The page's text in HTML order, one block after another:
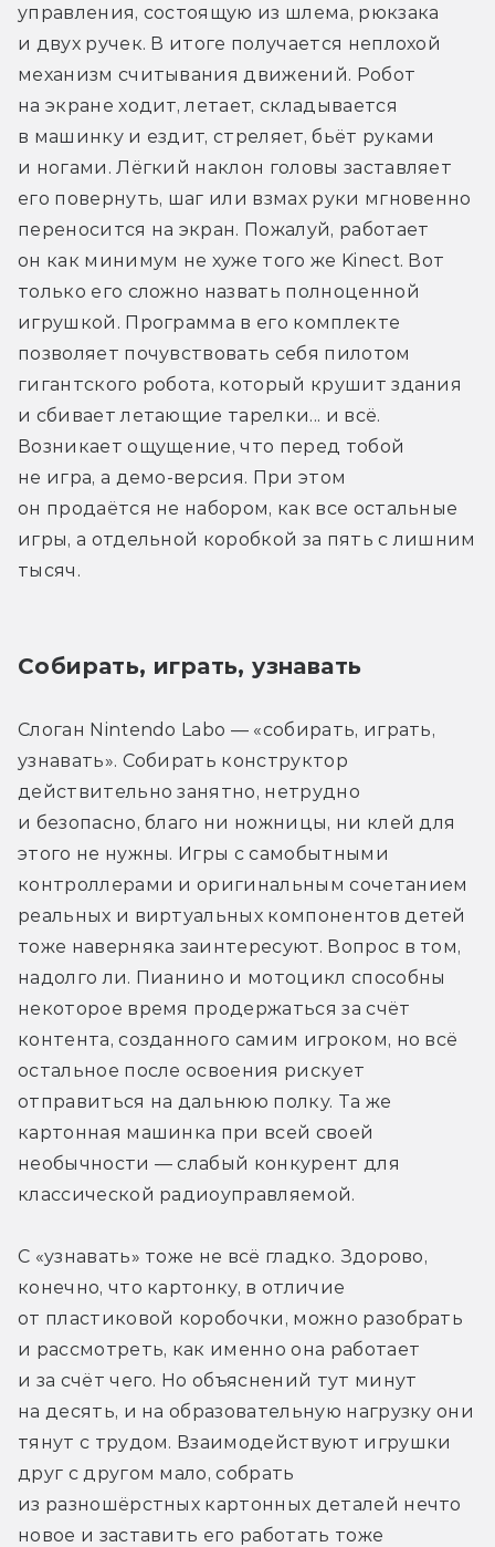
управления, состоящую из шлема, рюкзака
и двух ручек. В итоге получается неплохой
механизм считывания движений. Робот
на экране ходит, летает, складывается
в машинку и ездит, стреляет, бьёт руками
и ногами. Лёгкий наклон головы заставляет
его повернуть, шаг или взмах руки мгновенно
переносится на экран. Пожалуй, работает
он как минимум не хуже того же Kinect. Вот
только его сложно назвать полноценной
игрушкой. Программа в его комплекте
позволяет почувствовать себя пилотом
гигантского робота, который крушит здания
и сбивает летающие тарелки... и всё.
Возникает ощущение, что перед тобой
не игра, а демо-версия. При этом
он продаётся не набором, как все остальные
игры, а отдельной коробкой за пять с лишним
тысяч.
Собирать, играть, узнавать
Слоган Nintendo Labo — «собирать, играть,
узнавать». Собирать конструктор
действительно занятно, нетрудно
и безопасно, благо ни ножницы, ни клей для
этого не нужны. Игры с самобытными
контроллерами и оригинальным сочетанием
реальных и виртуальных компонентов детей
тоже наверняка заинтересуют. Вопрос в том,
надолго ли. Пианино и мотоцикл способны
некоторое время продержаться за счёт
контента, созданного самим игроком, но всё
остальное после освоения рискует
отправиться на дальнюю полку. Та же
картонная машинка при всей своей
необычности — слабый конкурент для
классической радиоуправляемой.
С «узнавать» тоже не всё гладко. Здорово,
конечно, что картонку, в отличие
от пластиковой коробочки, можно разобрать
и рассмотреть, как именно она работает
и за счёт чего. Но объяснений тут минут
на десять, и на образовательную нагрузку они
тянут с трудом. Взаимодействуют игрушки
друг с другом мало, собрать
из разношёрстных картонных деталей нечто
новое и заставить его работать тоже